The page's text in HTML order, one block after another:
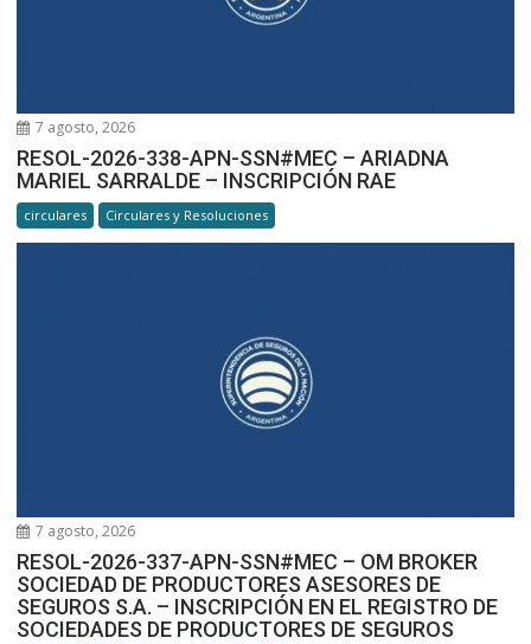
7 agosto, 2026
RESOL-2026-338-APN-SSN#MEC – ARIADNA
MARIEL SARRALDE – INSCRIPCIÓN RAE
circulares Circulares y Resoluciones
7 agosto, 2026
RESOL-2026-337-APN-SSN#MEC – OM BROKER
SOCIEDAD DE PRODUCTORES ASESORES DE
SEGUROS S.A. – INSCRIPCIÓN EN EL REGISTRO DE
SOCIEDADES DE PRODUCTORES DE SEGUROS